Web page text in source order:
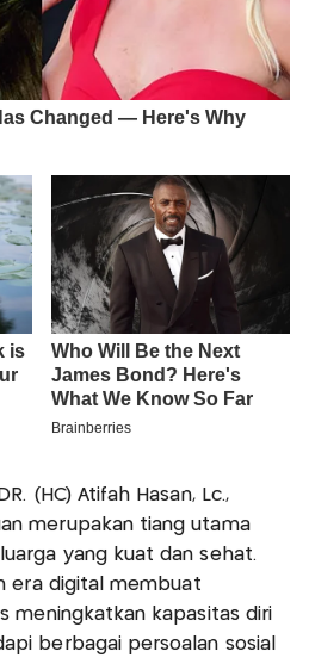
(HC) Atifah Hasan, Lc.,
merupakan tiang utama
yang kuat dan sehat.
era digital membuat
meningkatkan kapasitas diri
berbagai persoalan sosial